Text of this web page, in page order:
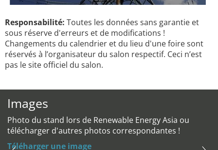
Responsabilité: Toutes les données sans garantie et
sous réserve d'erreurs et de modifications !
Changements du calendrier et du lieu d'une foire sont
réservés à l’organisateur du salon respectif. Ceci n’est
pas le site officiel du salon.
Images
Photo du stand lors de Renewable Energy Asia ou
télécharger d'autres photos correspondantes !
Téléharger une image